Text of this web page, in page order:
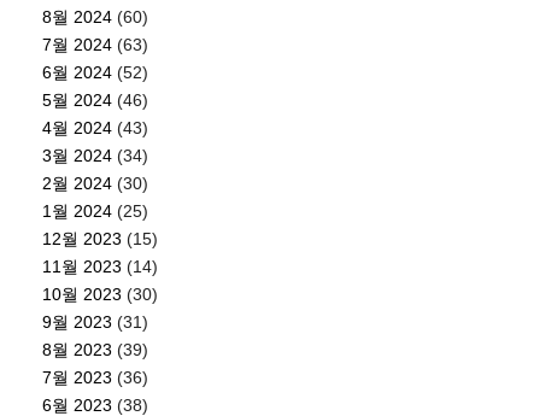
8월 2024 (60)
7월 2024 (63)
6월 2024 (52)
5월 2024 (46)
4월 2024 (43)
3월 2024 (34)
2월 2024 (30)
1월 2024 (25)
12월 2023 (15)
11월 2023 (14)
10월 2023 (30)
9월 2023 (31)
8월 2023 (39)
7월 2023 (36)
6월 2023 (38)